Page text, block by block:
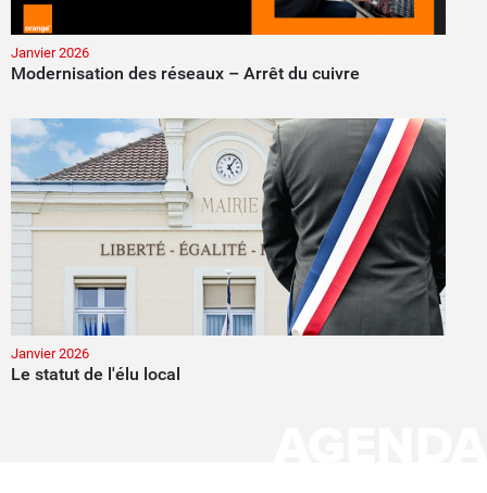
Janvier 2026
Modernisation des réseaux – Arrêt du cuivre
Janvier 2026
Le statut de l'élu local